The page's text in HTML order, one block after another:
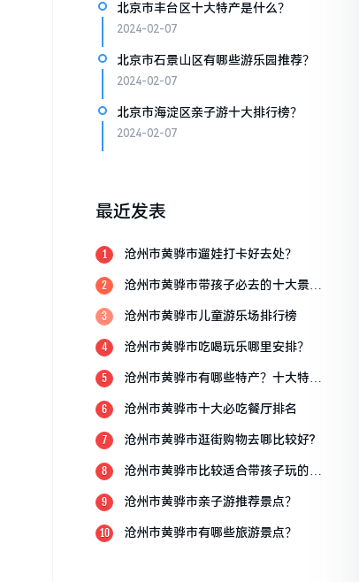
北京市丰台区十大特产是什么？
2024-02-07
北京市石景山区有哪些游乐园推荐？
2024-02-07
北京市海淀区亲子游十大排行榜？
2024-02-07
最近发表
1 沧州市黄骅市遛娃打卡好去处？
2
沧州市黄骅市带孩子必去的十大景
3 沧州市黄骅市儿童游乐场排行榜
4 沧州市黄骅市吃喝玩乐哪里安排？
5
沧州市黄骅市有哪些特产？十大特产
6 沧州市黄骅市十大必吃餐厅排名
7 沧州市黄骅市逛街购物去哪比较好?
8
沧州市黄骅市比较适合带孩子玩的地
9 沧州市黄骅市亲子游推荐景点？
10 沧州市黄骅市有哪些旅游景点？